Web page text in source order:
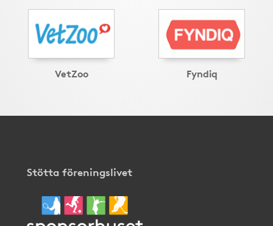
VetZoo Fyndiq
Stötta föreningslivet